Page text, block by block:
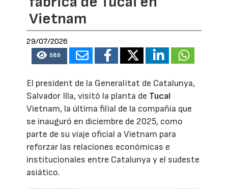
Vietnam
29/07/2026
589
El president de la Generalitat de Catalunya,
Salvador Illa, visitó la planta de Tucai
Vietnam, la última filial de la compañía que
se inauguró en diciembre de 2025, como
parte de su viaje oficial a Vietnam para
reforzar las relaciones económicas e
institucionales entre Catalunya y el sudeste
asiático.